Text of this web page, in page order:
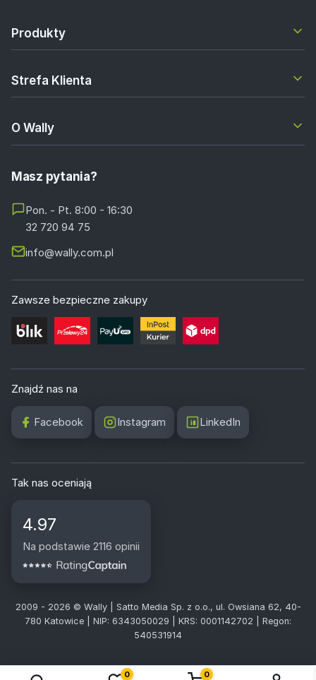
Produkty
Strefa Klienta
O Wally
Masz pytania?
Pon. - Pt. 8:00 - 16:30
32 720 94 75
info@wally.com.pl
Zawsze bezpieczne zakupy
Znajdź nas na
Facebook Instagram LinkedIn
Tak nas oceniają
4.97
Na podstawie 2116 opinii
2009 - 2026 © Wally | Satto Media Sp. z o.o., ul. Owsiana 62, 40-
780 Katowice | NIP: 6343050029 | KRS: 0001142702 | Regon:
540531914
0 0